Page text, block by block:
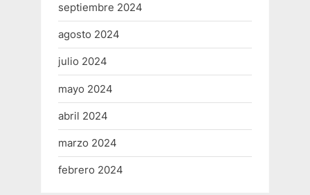
septiembre 2024
agosto 2024
julio 2024
mayo 2024
abril 2024
marzo 2024
febrero 2024